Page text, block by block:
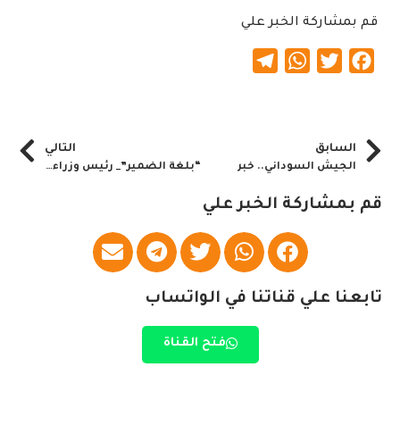
قم بمشاركة الخبر علي
Facebook
Twitter
WhatsApp
السابق
الجيش السوداني.. خبر
التالي
“بلغة الضمير”_ رئيس وزراء السودان يخاطب الصمت الدولي- “البيان كاملا”
قم بمشاركة الخبر علي
تابعنا علي قناتنا في الواتساب
فتح القناة